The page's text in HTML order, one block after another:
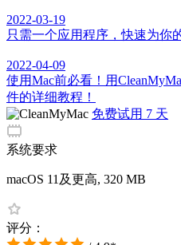
2022-03-19
只需一个应用程序，快速为你
2022-04-09
使用Mac前必看！用
件的详细教程！
免费试用 7 天
系统要求
macOS 11及更高, 320 MB
评分：